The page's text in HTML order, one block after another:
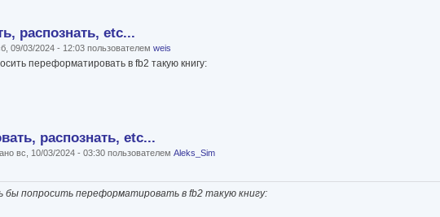
распознать, etc...
09/03/2024 - 12:03 пользователем weis
переформатировать в fb2 такую книгу:
распознать, etc...
вс, 10/03/2024 - 03:30 пользователем Aleks_Sim
бы попросить переформатировать в fb2 такую книгу: